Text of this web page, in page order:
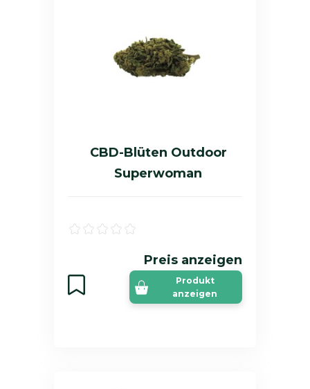
CBD-Blüten Outdoor
Superwoman
Preis anzeigen
Produkt
anzeigen